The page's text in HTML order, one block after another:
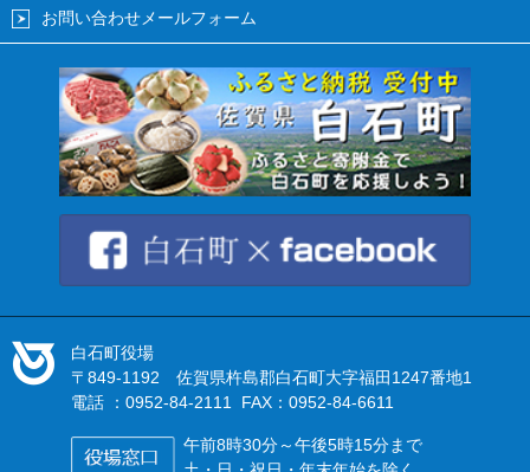
お問い合わせメールフォーム
白石町役場
〒849-1192 佐賀県杵島郡白石町大字福田1247番地1
電話 ：0952-84-2111 FAX：0952-84-6611
午前8時30分～午後5時15分まで